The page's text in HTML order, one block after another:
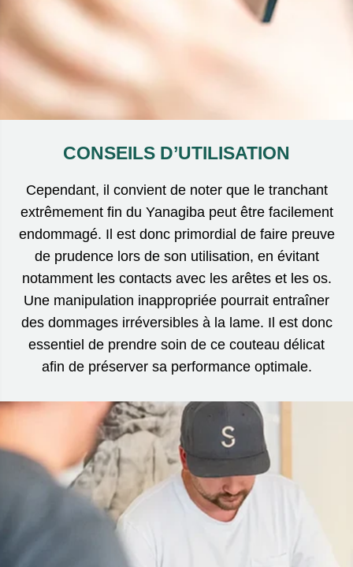
CONSEILS D’UTILISATION
Cependant, il convient de noter que le tranchant
extrêmement fin du Yanagiba peut être facilement
endommagé. Il est donc primordial de faire preuve
de prudence lors de son utilisation, en évitant
notamment les contacts avec les arêtes et les os.
Une manipulation inappropriée pourrait entraîner
des dommages irréversibles à la lame. Il est donc
essentiel de prendre soin de ce couteau délicat
afin de préserver sa performance optimale.